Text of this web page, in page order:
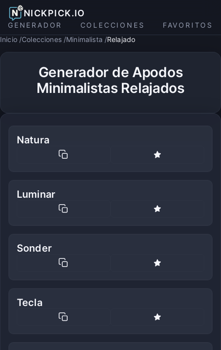
NICKPICK.IO
GENERADOR COLECCIONES
FAVORITOS
Inicio Colecciones Minimalista Relajado
Generador de Apodos
Minimalistas Relajados
Natura
Luminar
Sonder
Tecla